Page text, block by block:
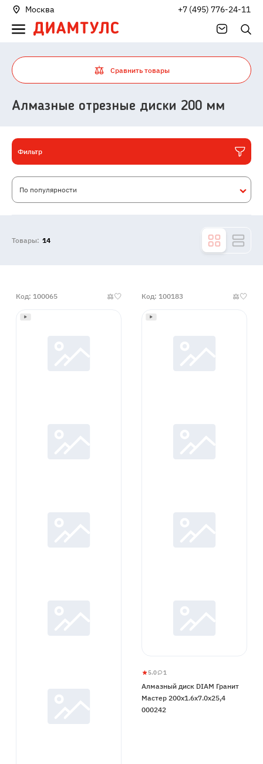
Москва +7 (495) 776-24-11
Сравнить товары
Алмазные отрезные диски 200 мм
Фильтр
По популярности
Товары: 14
Код: 100065 Код: 100183
Алмазный
диск
DIAM
5.0
5
1 1
Алмазный диск DIAM Гранит
Мастер 200x1.6x7.0x25,4
000242